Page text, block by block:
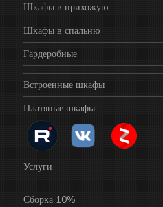
Шкафы в прихожую
Шкафы в спальню
Гардеробные
Встроенные шкафы
Платяные шкафы
Услуги
Сборка 10%